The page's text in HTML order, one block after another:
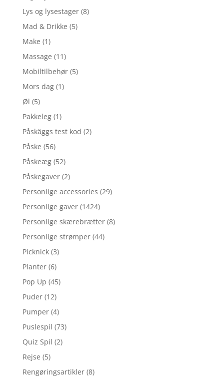
Lys og lysestager (8)
Mad & Drikke (5)
Make (1)
Massage (11)
Mobiltilbehør (5)
Mors dag (1)
Øl (5)
Pakkeleg (1)
Påskäggs test kod (2)
Påske (56)
Påskeæg (52)
Påskegaver (2)
Personlige accessories (29)
Personlige gaver (1424)
Personlige skærebrætter (8)
Personlige strømper (44)
Picknick (3)
Planter (6)
Pop Up (45)
Puder (12)
Pumper (4)
Puslespil (73)
Quiz Spil (2)
Rejse (5)
Rengøringsartikler (8)